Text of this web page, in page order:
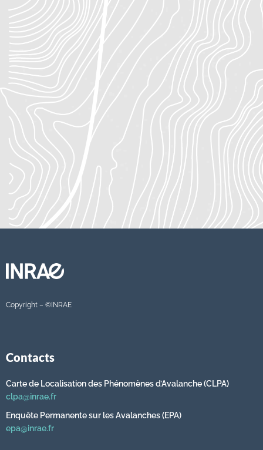
Copyright – ©INRAE
Contacts
Carte de Localisation des Phénomènes d’Avalanche (CLPA)
clpa@inrae.fr
Enquête Permanente sur les Avalanches (EPA)
epa@inrae.fr